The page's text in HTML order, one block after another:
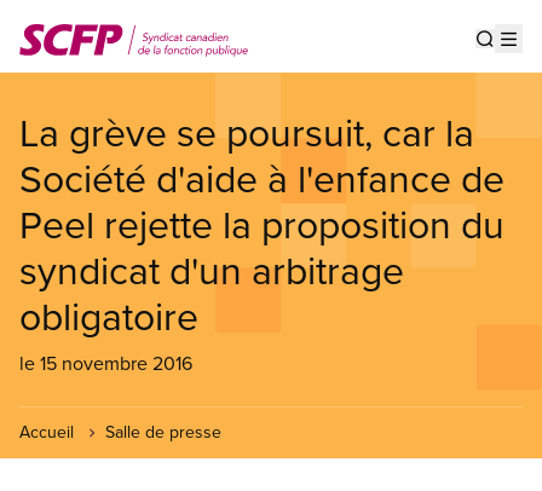
au
contenu
La grève se poursuit, car la
Société d'aide à l'enfance de
Peel rejette la proposition du
syndicat d'un arbitrage
obligatoire
le 15 novembre 2016
Accueil Salle de presse